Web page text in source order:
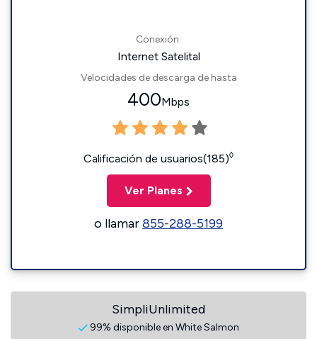
Conexión:
Internet Satelital
Velocidades de descarga de hasta
400Mbps
Calificación de usuarios(185)◊
Ver Planes
o llamar855-288-5199
SimpliUnlimited
99% disponible en White Salmon